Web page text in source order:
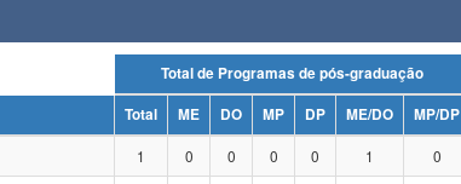
Total de Programas de pós-graduação
Total ME DO MP DP ME/DO MP/DP
1 0 0 0 0 1 0